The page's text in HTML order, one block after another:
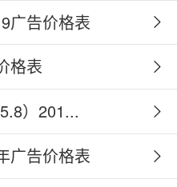
广告价格表
格表
）201...
广告价格表